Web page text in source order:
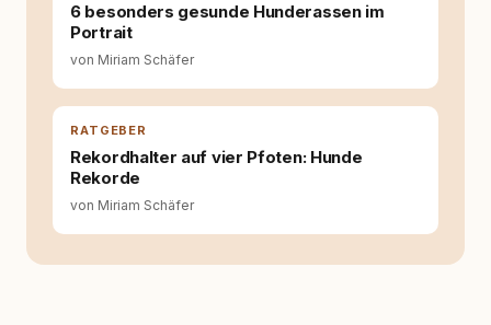
6 besonders gesunde Hunderassen im
Portrait
von Miriam Schäfer
RATGEBER
Rekordhalter auf vier Pfoten: Hunde
Rekorde
von Miriam Schäfer